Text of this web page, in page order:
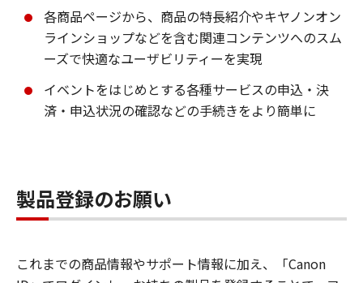
各商品ページから、商品の特長紹介やキヤノンオン
ラインショップなどを含む関連コンテンツへのスム
ーズで快適なユーザビリティーを実現
イベントをはじめとする各種サービスの申込・決
済・申込状況の確認などの手続きをより簡単に
製品登録のお願い
これまでの商品情報やサポート情報に加え、「Canon